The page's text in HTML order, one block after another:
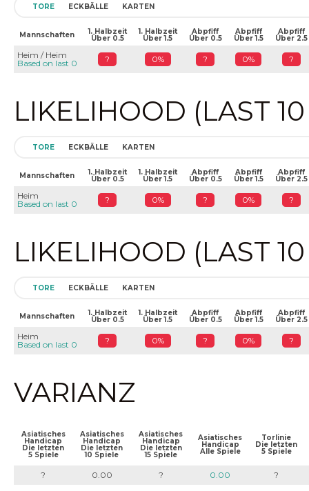
TORE ECKBÄLLE KARTEN
Mannschaften 1. Halbzeit
Über 0.5
1. Halbzeit
Über 1.5
Abpfiff
Über 0.5
Abpfiff
Über 1.5
Abpfiff
Über 2.5
Heim / Heim
Based on last 0
? 0% ? 0% ?
LIKELIHOOD (LAST
TORE ECKBÄLLE KARTEN
Mannschaften 1. Halbzeit
Über 0.5
1. Halbzeit
Über 1.5
Abpfiff
Über 0.5
Abpfiff
Über 1.5
Abpfiff
Über 2.5
Heim
Based on last 0
? 0% ? 0% ?
LIKELIHOOD (LAST
TORE ECKBÄLLE KARTEN
Mannschaften 1. Halbzeit
Über 0.5
1. Halbzeit
Über 1.5
Abpfiff
Über 0.5
Abpfiff
Über 1.5
Abpfiff
Über 2.5
Heim
Based on last 0
? 0% ? 0% ?
VARIANZ
Asiatisches
Handicap
Die letzten
5 Spiele
Asiatisches
Handicap
Die letzten
10 Spiele
Asiatisches
Handicap
Die letzten
15 Spiele
Asiatisches
Handicap
Alle Spiele
Torlinie
Die letzten
5 Spiele
? 0.00 ? 0.00 ?